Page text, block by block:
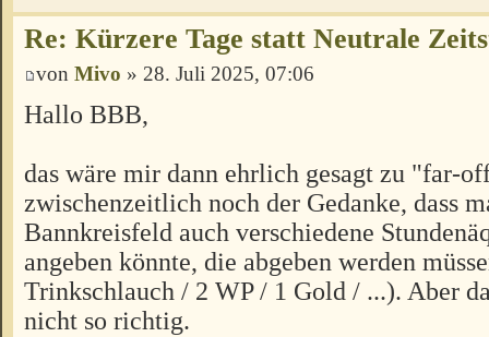
Re: Kürzere Tage statt Neutrale
von Mivo » 28. Juli 2025, 07:06
Hallo BBB,
das wäre mir dann ehrlich gesagt zu "far-
zwischenzeitlich noch der Gedanke, dass
Bannkreisfeld auch verschiedene
angeben könnte, die abgeben werden
Trinkschlauch / 2 WP / 1 Gold / ...). Aber
nicht so richtig.